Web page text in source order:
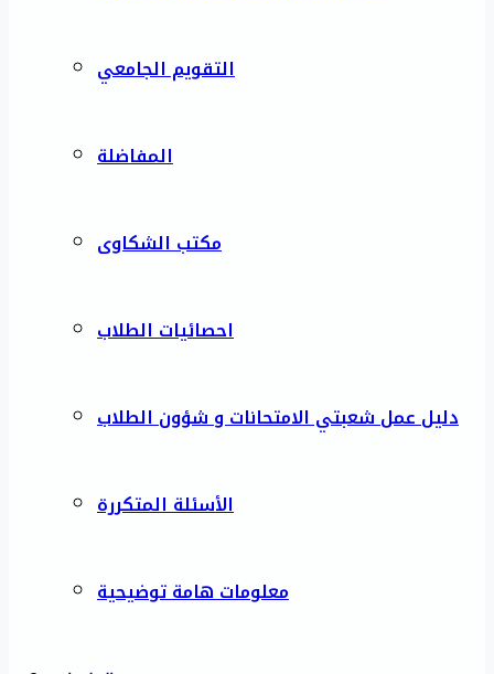
التقويم الجامعي
المفاضلة
مكتب الشكاوى
احصائيات الطلاب
دليل عمل شعبتي الامتحانات و شؤون الطلاب
الأسئلة المتكررة
معلومات هامة توضيحية